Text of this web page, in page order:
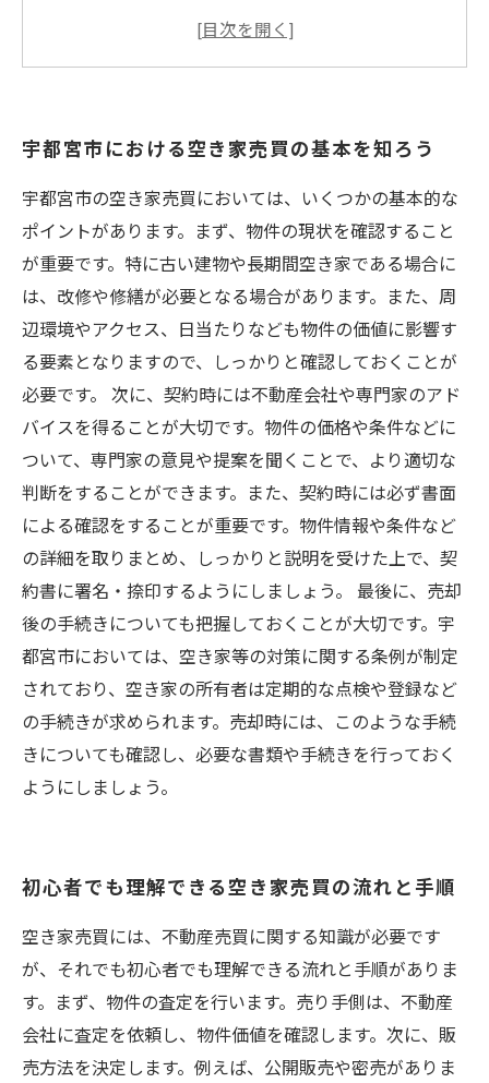
バイス
宇都宮市における空き家売買の基本を知ろう
宇都宮市の空き家売買においては、いくつかの基本的な
ポイントがあります。まず、物件の現状を確認すること
が重要です。特に古い建物や長期間空き家である場合に
は、改修や修繕が必要となる場合があります。また、周
辺環境やアクセス、日当たりなども物件の価値に影響す
る要素となりますので、しっかりと確認しておくことが
必要です。 次に、契約時には不動産会社や専門家のアド
バイスを得ることが大切です。物件の価格や条件などに
ついて、専門家の意見や提案を聞くことで、より適切な
判断をすることができます。また、契約時には必ず書面
による確認をすることが重要です。物件情報や条件など
の詳細を取りまとめ、しっかりと説明を受けた上で、契
約書に署名・捺印するようにしましょう。 最後に、売却
後の手続きについても把握しておくことが大切です。宇
都宮市においては、空き家等の対策に関する条例が制定
されており、空き家の所有者は定期的な点検や登録など
の手続きが求められます。売却時には、このような手続
きについても確認し、必要な書類や手続きを行っておく
ようにしましょう。
初心者でも理解できる空き家売買の流れと手順
空き家売買には、不動産売買に関する知識が必要です
が、それでも初心者でも理解できる流れと手順がありま
す。まず、物件の査定を行います。売り手側は、不動産
会社に査定を依頼し、物件価値を確認します。次に、販
売方法を決定します。例えば、公開販売や密売がありま